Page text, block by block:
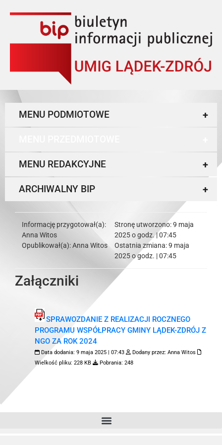
+
MENU PODMIOTOWE
+
MENU REDAKCYJNE
+
ARCHIWALNY BIP
Informację przygotował(a):
Anna Witos
Opublikował(a):Anna Witos
Stronę utworzono:9 maja
2025 o godz. | 07:45
Ostatnia zmiana:9 maja
2025 o godz. | 07:45
Załączniki
SPRAWOZDANIE Z REALIZACJI ROCZNEGO
PROGRAMU WSPÓŁPRACY GMINY LĄDEK-ZDRÓJ Z
NGO ZA ROK 2024
Data dodania: 9 maja 2025 | 07:43 Dodany przez: Anna Witos
Wielkość pliku: 228 KB Pobrania: 248